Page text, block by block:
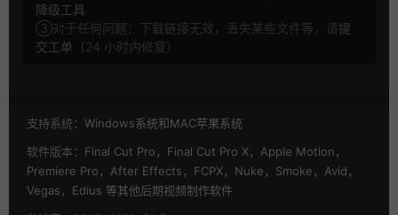
降级工具
③对于任何问题：下载链接无效，丢失某些文件等，请提
交工单 （24 小时内修复）
支持系统： Windows系统和MAC苹果系统
软件版本： Final Cut Pro，Final Cut Pro X，Apple Motion，
Premiere Pro，After Effects，FCPX，Nuke，Smoke，Avid，
Vegas，Edius 等其他后期视频制作软件